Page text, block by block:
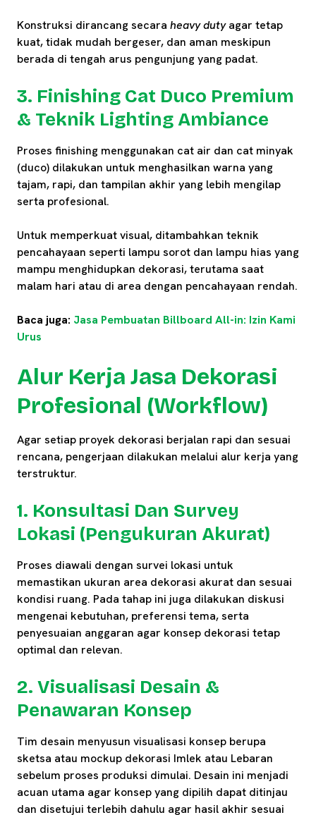
Konstruksi dirancang secara heavy dutyagar tetap
kuat, tidak mudah bergeser, dan aman meskipun
berada di tengah arus pengunjung yang padat.
3. Finishing Cat Duco Premium
& Teknik Lighting Ambiance
Proses finishing menggunakan cat air dan cat minyak
(duco) dilakukan untuk menghasilkan warna yang
tajam, rapi, dan tampilan akhir yang lebih mengilap
serta profesional.
Untuk memperkuat visual, ditambahkan teknik
pencahayaan seperti lampu sorot dan lampu hias yang
mampu menghidupkan dekorasi, terutama saat
malam hari atau di area dengan pencahayaan rendah.
Baca juga: Jasa Pembuatan Billboard All-in: Izin Kami
Urus
Alur Kerja Jasa Dekorasi
Profesional (Workflow)
Agar setiap proyek dekorasi berjalan rapi dan sesuai
rencana, pengerjaan dilakukan melalui alur kerja yang
terstruktur.
1. Konsultasi Dan Survey
Lokasi (Pengukuran Akurat)
Proses diawali dengan survei lokasi untuk
memastikan ukuran area dekorasi akurat dan sesuai
kondisi ruang. Pada tahap ini juga dilakukan diskusi
mengenai kebutuhan, preferensi tema, serta
penyesuaian anggaran agar konsep dekorasi tetap
optimal dan relevan.
2. Visualisasi Desain &
Penawaran Konsep
Tim desain menyusun visualisasi konsep berupa
sketsa atau mockup dekorasi Imlek atau Lebaran
sebelum proses produksi dimulai. Desain ini menjadi
acuan utama agar konsep yang dipilih dapat ditinjau
dan disetujui terlebih dahulu agar hasil akhir sesuai